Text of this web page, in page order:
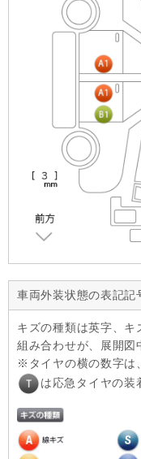
車両外装状態の表記記
キズの種類は英字、
組み合わせが、展開図
タイヤの横の数字は
は応急タイヤの装